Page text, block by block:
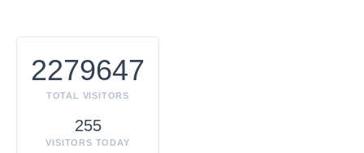
2279647
TOTAL VISITORS
255
VISITORS TODAY